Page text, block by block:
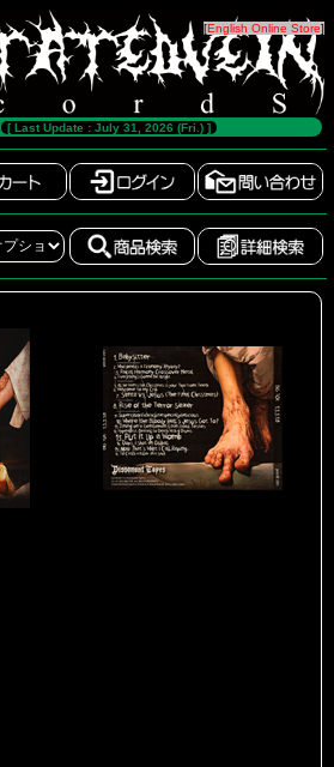
[English Online Store]
[ Last Update : July 31, 2026 (Fri.) ]